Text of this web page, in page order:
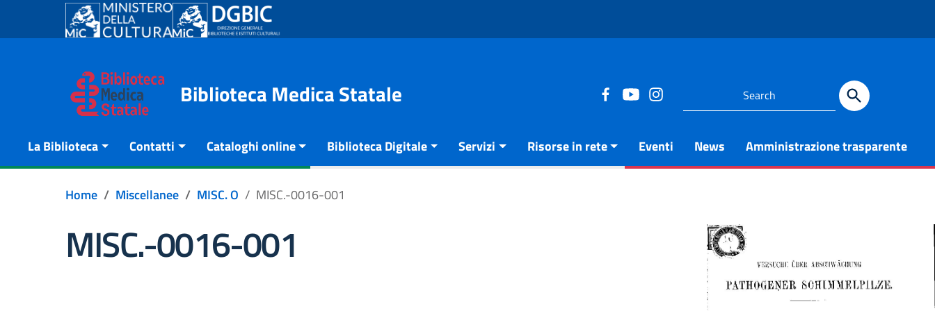
Go to content
Go to the navigation menu
Biblioteca Medica Statale
La Biblioteca Contatti Cataloghi online Biblioteca Digitale Servizi Risorse in rete Eventi News Amministrazione trasparente
Home Miscellanee MISC. O MISC.-0016-001
MISC.-0016-001